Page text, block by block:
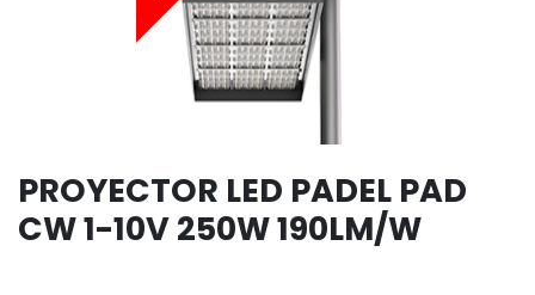
PROYECTOR LED PADEL PAD
CW 1-10V 250W 190LM/W